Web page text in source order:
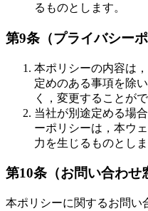
るものとします。
第9条（プライバシー
本ポリシーの内容は
定めのある事項を除
く，変更することが
当社が別途定める場
ーポリシーは，本ウ
力を生じるものとしま
第10条（お問い合わせ
本ポリシーに関するお問い